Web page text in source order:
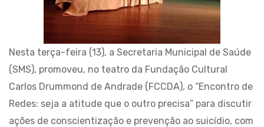
Nesta terça-feira (13), a Secretaria Municipal de Saúde
(SMS), promoveu, no teatro da Fundação Cultural
Carlos Drummond de Andrade (FCCDA), o “Encontro de
Redes: seja a atitude que o outro precisa” para discutir
ações de conscientização e prevenção ao suicídio, com